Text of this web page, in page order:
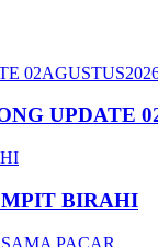
UPDATE
BIRAHI